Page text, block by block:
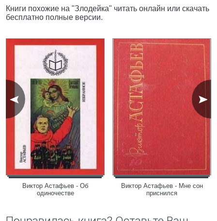
Книги похожие на "Злодейка" читать онлайн или скачать
бесплатно полные версии.
Виктор Астафьев - Об
одиночестве
Виктор Астафьев - Мне сон
приснился